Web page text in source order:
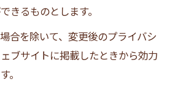
きるものとします。
合を除いて、変更後のプライバシ
ブサイトに掲載したときから効力
。